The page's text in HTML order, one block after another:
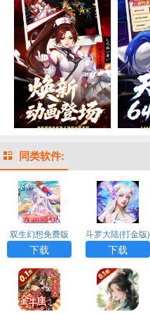
同类软件:
双生幻想免费版
下载
斗罗大陆(打金版)
下载